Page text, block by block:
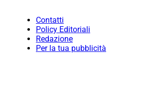
Contatti
Policy Editoriali
Redazione
Per la tua pubblicità